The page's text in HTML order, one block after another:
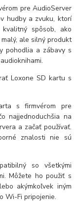
pre AudioServer
hudby a zvuku, ktorí
spôsob, ako
ale silný produkt
pohodlia a zábavy s
Loxone SD kartu s
s firmvérom pre
najjednoduchšia na
a začať používať.
znalosti nie sú
so všetkými
Môžete ho použiť s
akýmkoľvek iným
Wi-Fi pripojenie.